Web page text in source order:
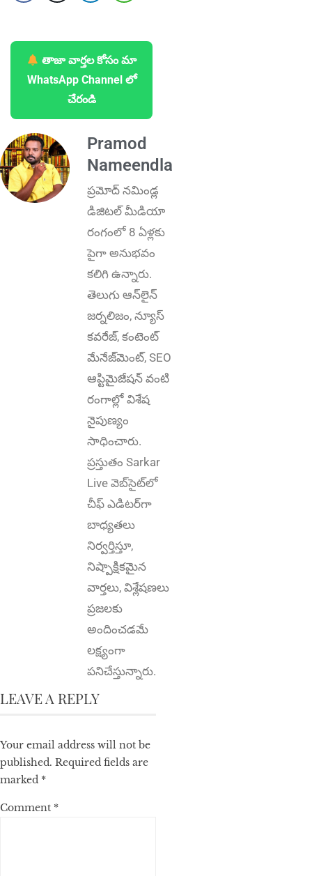
తాజా వార్తల కోసం మా
WhatsApp Channel లో
చేరండి
Pramod
Nameendla
ప్ర‌మోద్ న‌మిండ్ల‌
డిజిట‌ల్ మీడియా
రంగంలో 8 ఏళ్లకు
పైగా అనుభ‌వం
కలిగి ఉన్నారు.
తెలుగు ఆన్‌లైన్‌
జర్నలిజం, న్యూస్
కవరేజ్‌, కంటెంట్
మేనేజ్‌మెంట్‌, SEO
ఆప్టిమైజేషన్‌ వంటి
రంగాల్లో విశేష
నైపుణ్యం
సాధించారు.
ప్రస్తుతం Sarkar
Live వెబ్‌సైట్‌లో
చీఫ్ ఎడిటర్‌గా
బాధ్యతలు
నిర్వర్తిస్తూ,
నిష్పాక్షికమైన
వార్తలు, విశ్లేషణలు
ప్రజలకు
అందించడమే
లక్ష్యంగా
పనిచేస్తున్నారు.
LEAVE A REPLY
Your email address will not be
published. Required fields are
marked *
Comment *